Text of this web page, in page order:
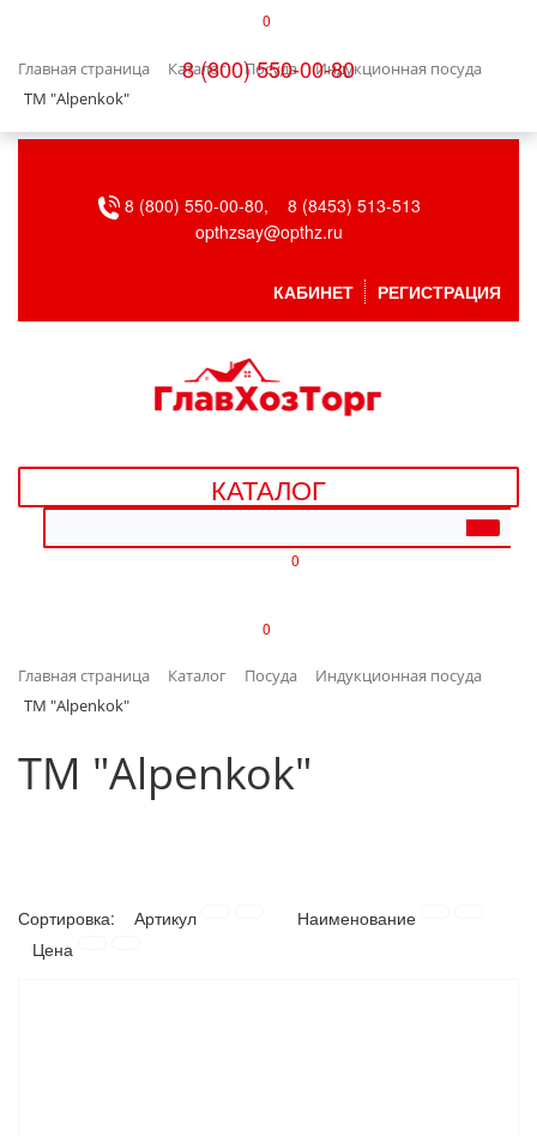
0
8 (800) 550-00-80
Главная страница Каталог Посуда
Индукционная посуда
ТМ "Alpenkok"
БЫТОВАЯ ТЕХНИКА
ВЕНТИЛЯЦИЯ
ДАЧА, САД И ОГОРОД
ДЕТСКИЕ ТОВАРЫ
ИНТЕРЬЕР
ЛАКОКРАСОЧНЫЕ МАТЕРИАЛЫ
8 (800) 550-00-80,
8 (8453) 513-513
opthzsay@opthz.ru
КАБИНЕТ РЕГИСТРАЦИЯ
КАТАЛОГ
0
0
Главная страница Каталог Посуда
Индукционная посуда
ТМ "Alpenkok"
ТМ "Alpenkok"
Сортировка: Артикул
Наименование
Цена